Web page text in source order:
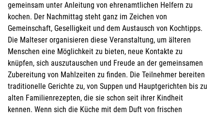
gemeinsam unter Anleitung von ehrenamtlichen Helfern zu
kochen. Der Nachmittag steht ganz im Zeichen von
Gemeinschaft, Geselligkeit und dem Austausch von Kochtipps.
Die Malteser organisieren diese Veranstaltung, um älteren
Menschen eine Möglichkeit zu bieten, neue Kontakte zu
knüpfen, sich auszutauschen und Freude an der gemeinsamen
Zubereitung von Mahlzeiten zu finden. Die Teilnehmer bereiten
traditionelle Gerichte zu, von Suppen und Hauptgerichten bis zu
alten Familienrezepten, die sie schon seit ihrer Kindheit
kennen. Wenn sich die Küche mit dem Duft von frischen